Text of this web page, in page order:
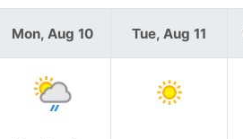
Mon, Aug 10 Tue, Aug 11